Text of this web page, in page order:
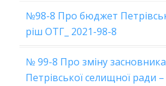
№98-8 Про бюджет
ріш ОТГ_ 2021-98-8
№ 99-8 Про зміну
Петрівської селищної ради